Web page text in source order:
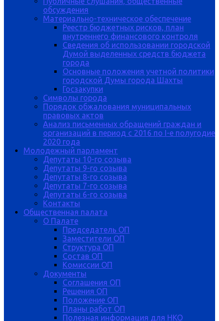
обсуждения
Материально-техническое обеспечение
Реестр бюджетных рисков, план
внутреннего финансового контроля
Сведения об использовании городской
Думой выделенных средств бюджета
города
Основные положения учетной политики
городской Думы города Шахты
Госзакупки
Символы города
Порядок обжалования муниципальных
правовых актов
Анализ письменных обращений граждан и
организаций в период с 2016 по I-е полугодие
2020 года
Молодежный парламент
Депутаты 10-го созыва
Депутаты 9-го созыва
Депутаты 8-го созыва
Депутаты 7-го созыва
Депутаты 6-го созыва
Контакты
Общественная палата
О Палате
Председатель ОП
Заместители ОП
Структура ОП
Состав ОП
Комиссии ОП
Документы
Соглашения ОП
Решения ОП
Положение ОП
Планы работ ОП
Полезная информация для НКО